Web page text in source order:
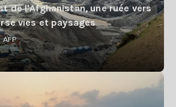
de l'Afghanistan, une ruée vers
vies et paysages
AFP